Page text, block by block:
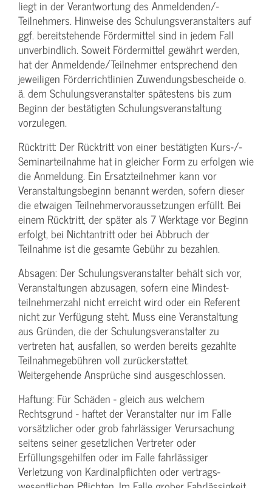
liegt in der Verantwortung des Anmeldenden/­
Teilnehmers. Hinweise des Schulungs­veranstalters auf
ggf. bereitstehende Fördermittel sind in jedem Fall
unverbindlich. Soweit Fördermittel gewährt werden,
hat der Anmeldende/­Teilnehmer entsprechend den
jeweiligen Förderrichtlinien Zuwendungs­bescheide o.
ä. dem Schulungs­veranstalter spätestens bis zum
Beginn der bestätigten Schulungs­veranstaltung
vorzulegen.
Rücktritt: Der Rücktritt von einer bestätigten Kurs-/­
Seminarteilnahme hat in gleicher Form zu erfolgen wie
die Anmeldung. Ein Ersatzteilnehmer kann vor
Veranstaltungs­beginn benannt werden, sofern dieser
die etwaigen Teilnehmer­voraussetzungen erfüllt. Bei
einem Rücktritt, der später als 7 Werktage vor Beginn
erfolgt, bei Nichtantritt oder bei Abbruch der
Teilnahme ist die gesamte Gebühr zu bezahlen.
Absagen: Der Schulungs­veranstalter behält sich vor,
Veranstaltungen abzusagen, sofern eine Mindest­
teilnehmerzahl nicht erreicht wird oder ein Referent
nicht zur Verfügung steht. Muss eine Veranstaltung
aus Gründen, die der Schulungs­veranstalter zu
vertreten hat, ausfallen, so werden bereits gezahlte
Teilnahme­gebühren voll zurückerstattet.
Weitergehende Ansprüche sind ausgeschlossen.
Haftung: Für Schäden - gleich aus welchem
Rechtsgrund - haftet der Veranstalter nur im Falle
vorsätzlicher oder grob fahrlässiger Verursachung
seitens seiner gesetzlichen Vertreter oder
Erfüllungsgehilfen oder im Falle fahrlässiger
Verletzung von Kardinalpflichten oder vertrags­